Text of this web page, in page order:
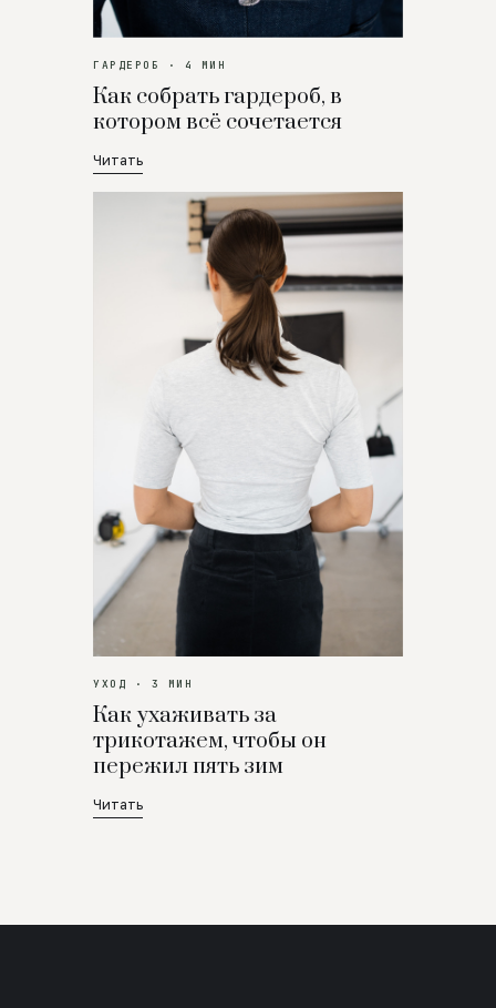
ГАРДЕРОБ · 4 МИН
Как собрать гардероб, в
котором всё сочетается
Читать
УХОД · 3 МИН
Как ухаживать за
трикотажем, чтобы он
пережил пять зим
Читать